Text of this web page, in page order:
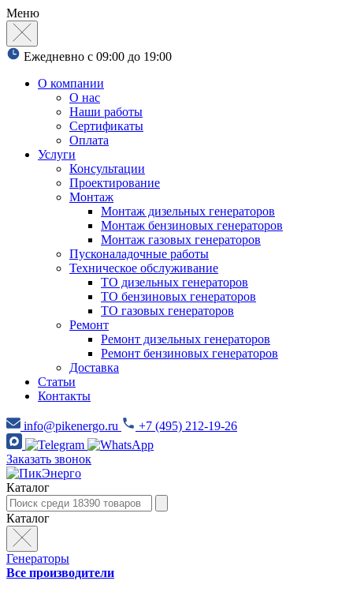
Меню
Ежедневно с 09:00 до 19:00
О компании
О нас
Наши работы
Сертификаты
Оплата
Услуги
Консультации
Проектирование
Монтаж
Монтаж дизельных генераторов
Монтаж бензиновых генераторов
Монтаж газовых генераторов
Пусконаладочные работы
Техническое обслуживание
ТО дизельных генераторов
ТО бензиновых генераторов
ТО газовых генераторов
Ремонт
Ремонт дизельных генераторов
Ремонт бензиновых генераторов
Доставка
Статьи
Контакты
info@pikenergo.ru +7 (495) 212-19-26
Заказать звонок
Каталог
Каталог
Генераторы
Все производители